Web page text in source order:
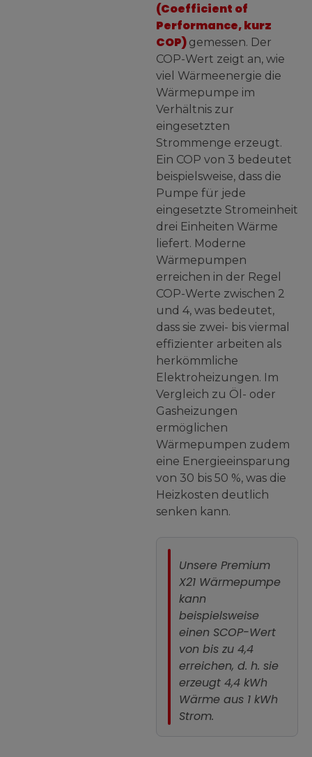
(Coefficient of
Performance, kurz
COP) gemessen. Der
COP-Wert zeigt an, wie
viel Wärmeenergie die
Wärmepumpe im
Verhältnis zur
eingesetzten
Strommenge erzeugt.
Ein COP von 3 bedeutet
beispielsweise, dass die
Pumpe für jede
eingesetzte Stromeinheit
drei Einheiten Wärme
liefert. Moderne
Wärmepumpen
erreichen in der Regel
COP-Werte zwischen 2
und 4, was bedeutet,
dass sie zwei- bis viermal
effizienter arbeiten als
herkömmliche
Elektroheizungen. Im
Vergleich zu Öl- oder
Gasheizungen
ermöglichen
Wärmepumpen zudem
eine Energieeinsparung
von 30 bis 50 %, was die
Heizkosten deutlich
senken kann.
Unsere Premium
X21 Wärmepumpe
kann
beispielsweise
einen SCOP-Wert
von bis zu 4,4
erreichen, d. h. sie
erzeugt 4,4 kWh
Wärme aus 1 kWh
Strom.